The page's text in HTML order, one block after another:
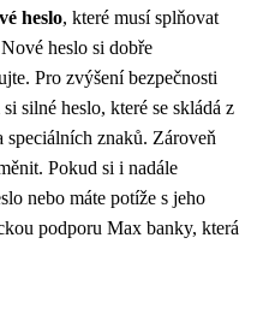
heslo, které musí splňovat
heslo si dobře
Pro zvýšení bezpečnosti
silné heslo, které se skládá z
znaků. Zároveň
Pokud si i nadále
nebo máte potíže s jeho
podporu Max banky, která